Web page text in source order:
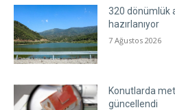
320 dönümlük
hazırlanıyor
7 Ağustos 2026
Konutlarda
güncellendi